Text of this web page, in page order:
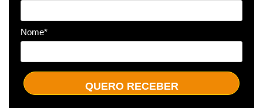
Nome*
QUERO RECEBER